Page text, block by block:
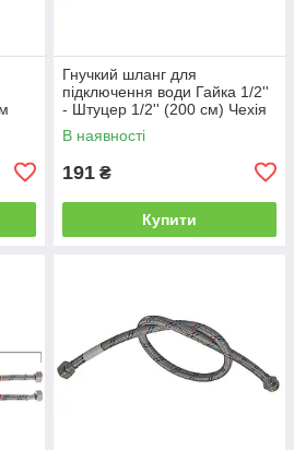
Гнучкий шланг для
підключення води Гайка 1/2''
- Штуцер 1/2'' (200 см) Чехія
В наявності
191 ₴
Купити